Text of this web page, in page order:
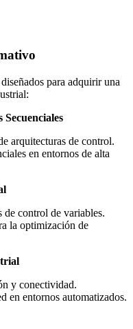
para adquirir una
Secuenciales
arquitecturas de control.
en entornos de alta
de control de variables.
la optimización de
y conectividad.
en entornos automatizados.